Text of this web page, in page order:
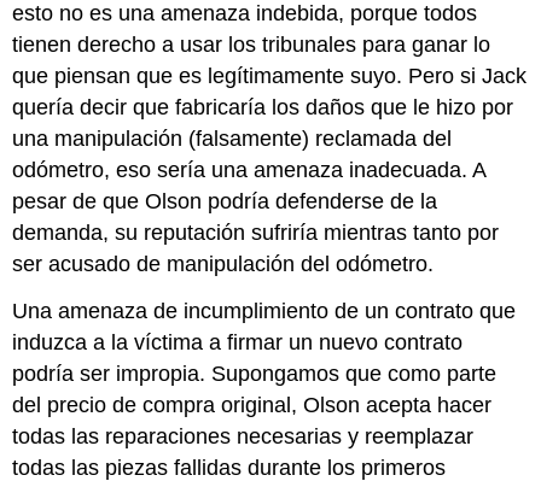
esto no es una amenaza indebida, porque todos
tienen derecho a usar los tribunales para ganar lo
que piensan que es legítimamente suyo. Pero si Jack
quería decir que fabricaría los daños que le hizo por
una manipulación (falsamente) reclamada del
odómetro, eso sería una amenaza inadecuada. A
pesar de que Olson podría defenderse de la
demanda, su reputación sufriría mientras tanto por
ser acusado de manipulación del odómetro.
Una amenaza de incumplimiento de un contrato que
induzca a la víctima a firmar un nuevo contrato
podría ser impropia. Supongamos que como parte
del precio de compra original, Olson acepta hacer
todas las reparaciones necesarias y reemplazar
todas las piezas fallidas durante los primeros